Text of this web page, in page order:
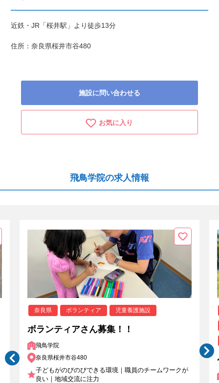
近鉄・JR「桜井駅」より徒歩13分
住所：奈良県桜井市谷480
施設に問い合わせる
お気に入り
飛鳥学院の求人情報
奈良県 ボランティア 児童養護施設
ボランティアさん募集！！
飛鳥学院
奈良県桜井市谷480
子どもがのびのびできる環境｜職員のチームワークが
良い｜地域交流に注力